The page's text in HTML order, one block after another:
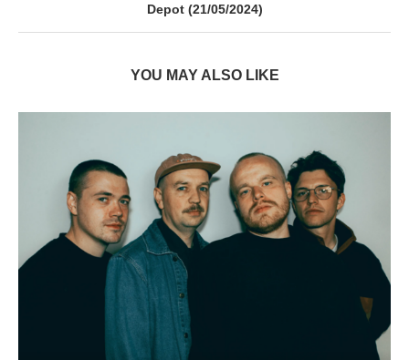
Depot (21/05/2024)
YOU MAY ALSO LIKE